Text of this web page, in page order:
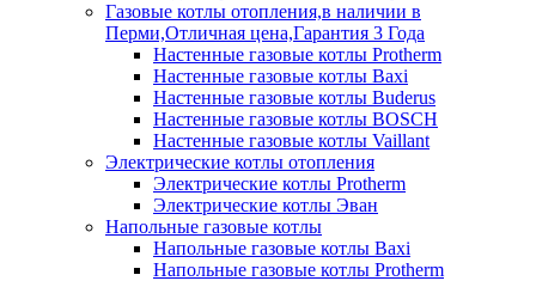
Газовые котлы отопления,в наличии в
Перми,Отличная цена,Гарантия 3 Года
Настенные газовые котлы Protherm
Настенные газовые котлы Baxi
Настенные газовые котлы Buderus
Настенные газовые котлы BOSCH
Настенные газовые котлы Vaillant
Электрические котлы отопления
Электрические котлы Protherm
Электрические котлы Эван
Напольные газовые котлы
Напольные газовые котлы Baxi
Напольные газовые котлы Protherm